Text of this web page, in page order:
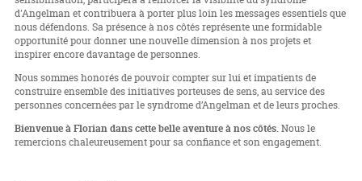
d'Angelman et contribuera à porter plus loin les messages essentiels que
nous défendons. Sa présence à nos côtés représente une formidable
opportunité pour donner une nouvelle dimension à nos projets et
inspirer encore davantage de personnes.
Nous sommes honorés de pouvoir compter sur lui et impatients de
construire ensemble des initiatives porteuses de sens, au service des
personnes concernées par le syndrome d’Angelman et de leurs proches.
Bienvenue à Florian dans cette belle aventure à nos côtés.Nous le
remercions chaleureusement pour sa confiance et son engagement.